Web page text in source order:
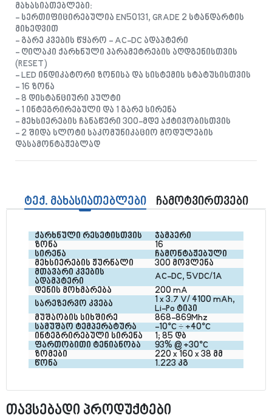
მახასიათებლები:
- სერთიფიცირებულია EN50131, GRADE 2 სტანდარტის
მიხედვით
- გარე კვების წყარო - AC-DC ადაპტერი
- ღილაკი ქარხნული პარამეტრების აღდგენისთვის
(RESET)
- LED ინდიკატორი ზონისა და სისტემის სტატუსისთვის
- 16 ზონა
- 8 დისტანციური პულტი
- 1 ინტეგრირებული და 1 გარე სირენა
- მეხსიერების ჩანაწერი 300-მდე აქტივობისთვის
- 2 შიდა სლოტი საკომუნიკაციო მოდულების
დასამონტაჟებლად
ტექ. მახასიათებლები ჩამოტვირთვები
ქარხნული რესეტისთვის ჯამპერი
ზონა 16
სირენა ჩამონტაჟებული
მეხსიერების ჟურნალი 300 მოვლენა
მთავარი კვების
ადამპტერი
AC-DC, 5VDC/1A
დენის მოხმარება
200 mA
სარეზერვო კვება
1 x 3.7 V/ 4100 mAh,
Li-Po ტიპი
მუშაობის სიხშირე 868-869Mhz
სამუშაო ტემპერატურა -10°C ÷ +40°C
ინტეგრირებული სირენა 1; 85 დბ
ფართობითი ტენიანობა 93% @ +30°C
ზომები 220 x 160 x 38 მმ
წონა 1.223 კგ
თავსებადი პროდუქტები